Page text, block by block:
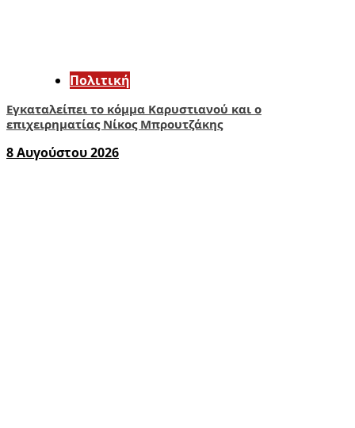
Πολιτική
Εγκαταλείπει το κόμμα Καρυστιανού και ο
επιχειρηματίας Νίκος Μπρουτζάκης
8 Αυγούστου 2026